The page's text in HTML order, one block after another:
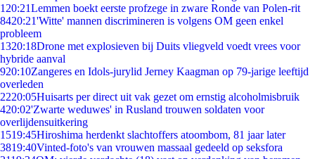
1 20:21Lemmen boekt eerste profzege in zware Ronde van Polen-rit
8420:21'Witte' mannen discrimineren is volgens OM geen enkel
probleem
1320:18Drone met explosieven bij Duits vliegveld voedt vrees voor
hybride aanval
920:10Zangeres en Idols-jurylid Jerney Kaagman op 79-jarige leeftijd
overleden
2220:05Huisarts per direct uit vak gezet om ernstig alcoholmisbruik
420:02'Zwarte weduwes' in Rusland trouwen soldaten voor
overlijdensuitkering
1519:45Hiroshima herdenkt slachtoffers atoombom, 81 jaar later
3819:40Vinted-foto's van vrouwen massaal gedeeld op seksfora